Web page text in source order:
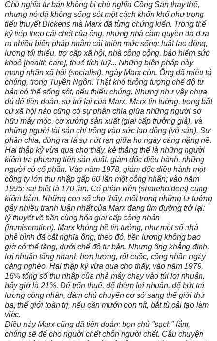
Chủ nghĩa tư bản không bị chủ nghĩa Cộng Sản thay thế,
nhưng nó đã không sống sót một cách khốn khổ như trong
tiểu thuyết Dickens mà Marx đã từng chứng kiến. Trong thế
kỷ tiếp theo cái chết của ông, những nhà cầm quyền đã đưa
ra nhiều biện pháp nhằm cải thiện mức sống: luật lao động,
lương tối thiểu, trợ cấp xã hội, nhà công cộng, bảo hiểm sức
khoẻ [health care], thuế tích luỹ... Những biện pháp này
mang nhãn xã hội (socialist), ngày Marx còn. Ông đã miêu tả
chúng, trong Tuyên Ngôn. Thật khó tưởng tượng chế độ tư
bản có thể sống sót, nếu thiếu chúng. Nhưng như vậy chưa
đủ để tiên đoán, sự trở lại của Marx. Marx tin tuởng, trong bất
cứ xã hội nào cũng có sự phân chia giữa những người sở
hữu máy móc, cơ xưởng sản xuất (giai cấp trưởng giả), và
những người tài sản chỉ trông vào sức lao động (vô sản). Sự
phân chia, đúng ra là sự nứt rạn giữa họ ngày càng nặng nề.
Hai thập kỷ vừa qua cho thấy, kẻ thắng thế là những người
kiểm tra phương tiện sản xuất: giám đốc điều hành, những
người có cổ phần. Vào năm 1978, giám đốc điều hành một
công ty lớn thu nhập gấp 60 lần một công nhân; vào năm
1995; sai biệt là 170 lần. Cổ phần viên (shareholders) cũng
kiếm bẫm. Những con số cho thấy, một trong những tư tưởng
gây nhiều tranh luận nhất của Marx đang tìm đường trở lại:
lý thuyết về bần cùng hóa giai cấp công nhân
(immiseration). Marx không hề tin tưởng, như một số nhà
phê bình đã cắt nghĩa ông, theo đó, tiền lương không bao
giờ có thể tăng, dưới chế độ tư bản. Nhưng ông khẳng định,
lợi nhuận tăng nhanh hơn lương, rốt cuộc, công nhân ngày
càng nghèo. Hai thập kỷ vừa qua cho thấy, vào năm 1979,
16% tổng số thu nhập của nhà máy chạy vào túi lợi nhuận,
bây giờ là 21%. Để trốn thuế, để thêm lợi nhuận, để bớt trả
lương công nhân, đám chủ chuyển cơ sở sang thế giới thứ
ba, thế giới toàn trị, nếu cần mướn con nít, bắt tù cải tạo làm
việc.
Điều này Marx cũng đã tiên đoán: bọn chủ "sạch" lắm,
chúng sẽ để cho người chết chôn người chết. Câu chuyện